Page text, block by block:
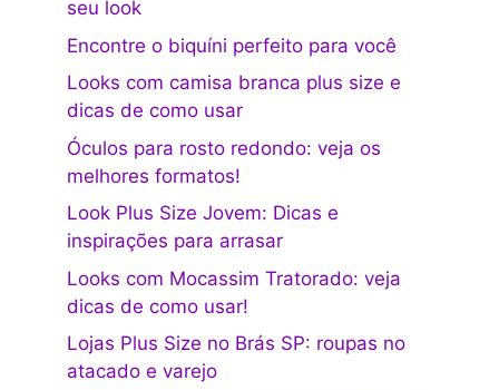
seu look
Encontre o biquíni perfeito para você
Looks com camisa branca plus size e
dicas de como usar
Óculos para rosto redondo: veja os
melhores formatos!
Look Plus Size Jovem: Dicas e
inspirações para arrasar
Looks com Mocassim Tratorado: veja
dicas de como usar!
Lojas Plus Size no Brás SP: roupas no
atacado e varejo